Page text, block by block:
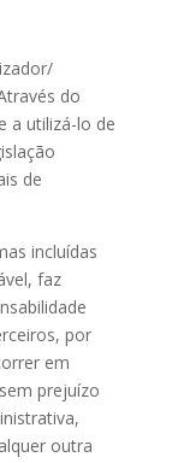
do
a utilizá-lo de
de
incluídas
faz
por
em
prejuízo
outra